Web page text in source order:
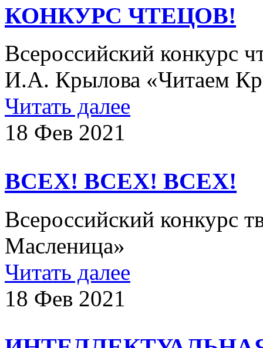
КОНКУРС ЧТЕЦОВ!
Всероссийский конкурс
И.А. Крылова «Читаем
Читать далее
18 Фев 2021
ВСЕХ! ВСЕХ! ВСЕХ!
Всероссийский конкурс
Масленица»
Читать далее
18 Фев 2021